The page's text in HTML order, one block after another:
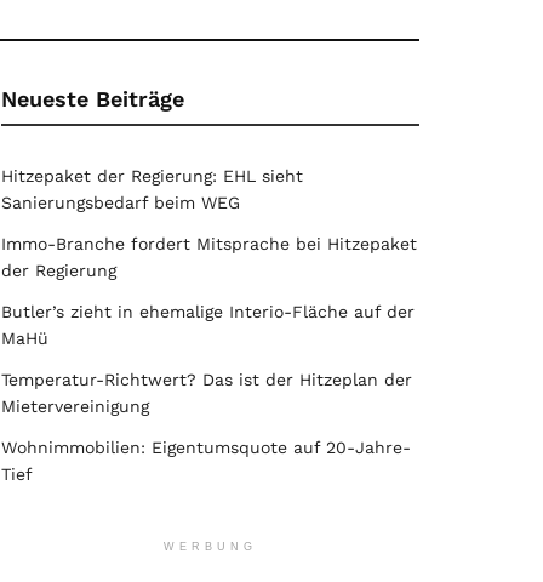
Neueste Beiträge
Hitzepaket der Regierung: EHL sieht
Sanierungsbedarf beim WEG
Immo-Branche fordert Mitsprache bei Hitzepaket
der Regierung
Butler’s zieht in ehemalige Interio-Fläche auf der
MaHü
Temperatur-Richtwert? Das ist der Hitzeplan der
Mietervereinigung
Wohnimmobilien: Eigentumsquote auf 20-Jahre-
Tief
WERBUNG